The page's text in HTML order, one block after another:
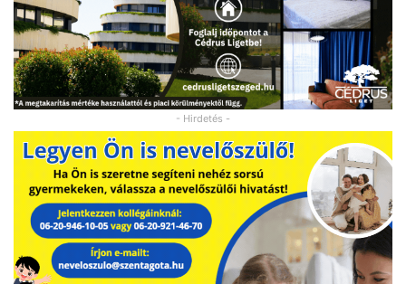
- Hirdetés -